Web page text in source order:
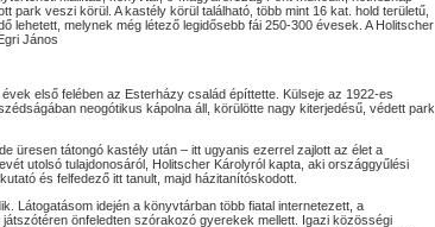
park veszi körül. A kastély körül található, több mint 16 kat. hold területű,
lehetett, melynek még létező legidősebb fái 250-300 évesek. A Holitscher
János
első felében az Esterházy család építtette. Külseje az 1922-es
neogótikus kápolna áll, körülötte nagy kiterjedésű, védett park
üresen tátongó kastély után – itt ugyanis ezerrel zajlott az élet a
utolsó tulajdonosáról, Holitscher Károlyról kapta, aki országgyűlési
és felfedező itt tanult, majd házitanítóskodott.
Látogatásom idején a könyvtárban több fiatal internetezett, a
önfeledten szórakozó gyerekek mellett. Igazi közösségi